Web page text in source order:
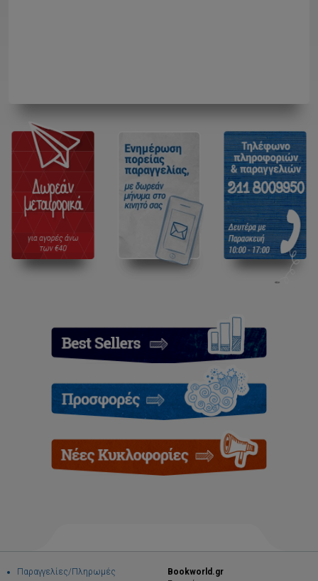
Παραγγελίες/Πληρωμές
Bookworld.gr